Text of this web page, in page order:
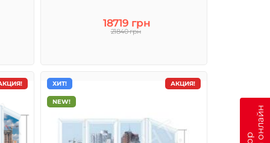
18719 грн
21840 грн
АКЦИЯ!
ХИТ!
NEW!